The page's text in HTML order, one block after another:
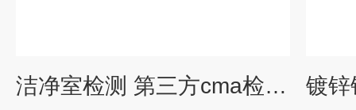
洁净室检测 第三方cma检测报告机构